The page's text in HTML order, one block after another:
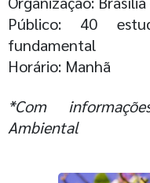
Público: 40
fundamental
Horário: Manhã
*Com
Ambiental